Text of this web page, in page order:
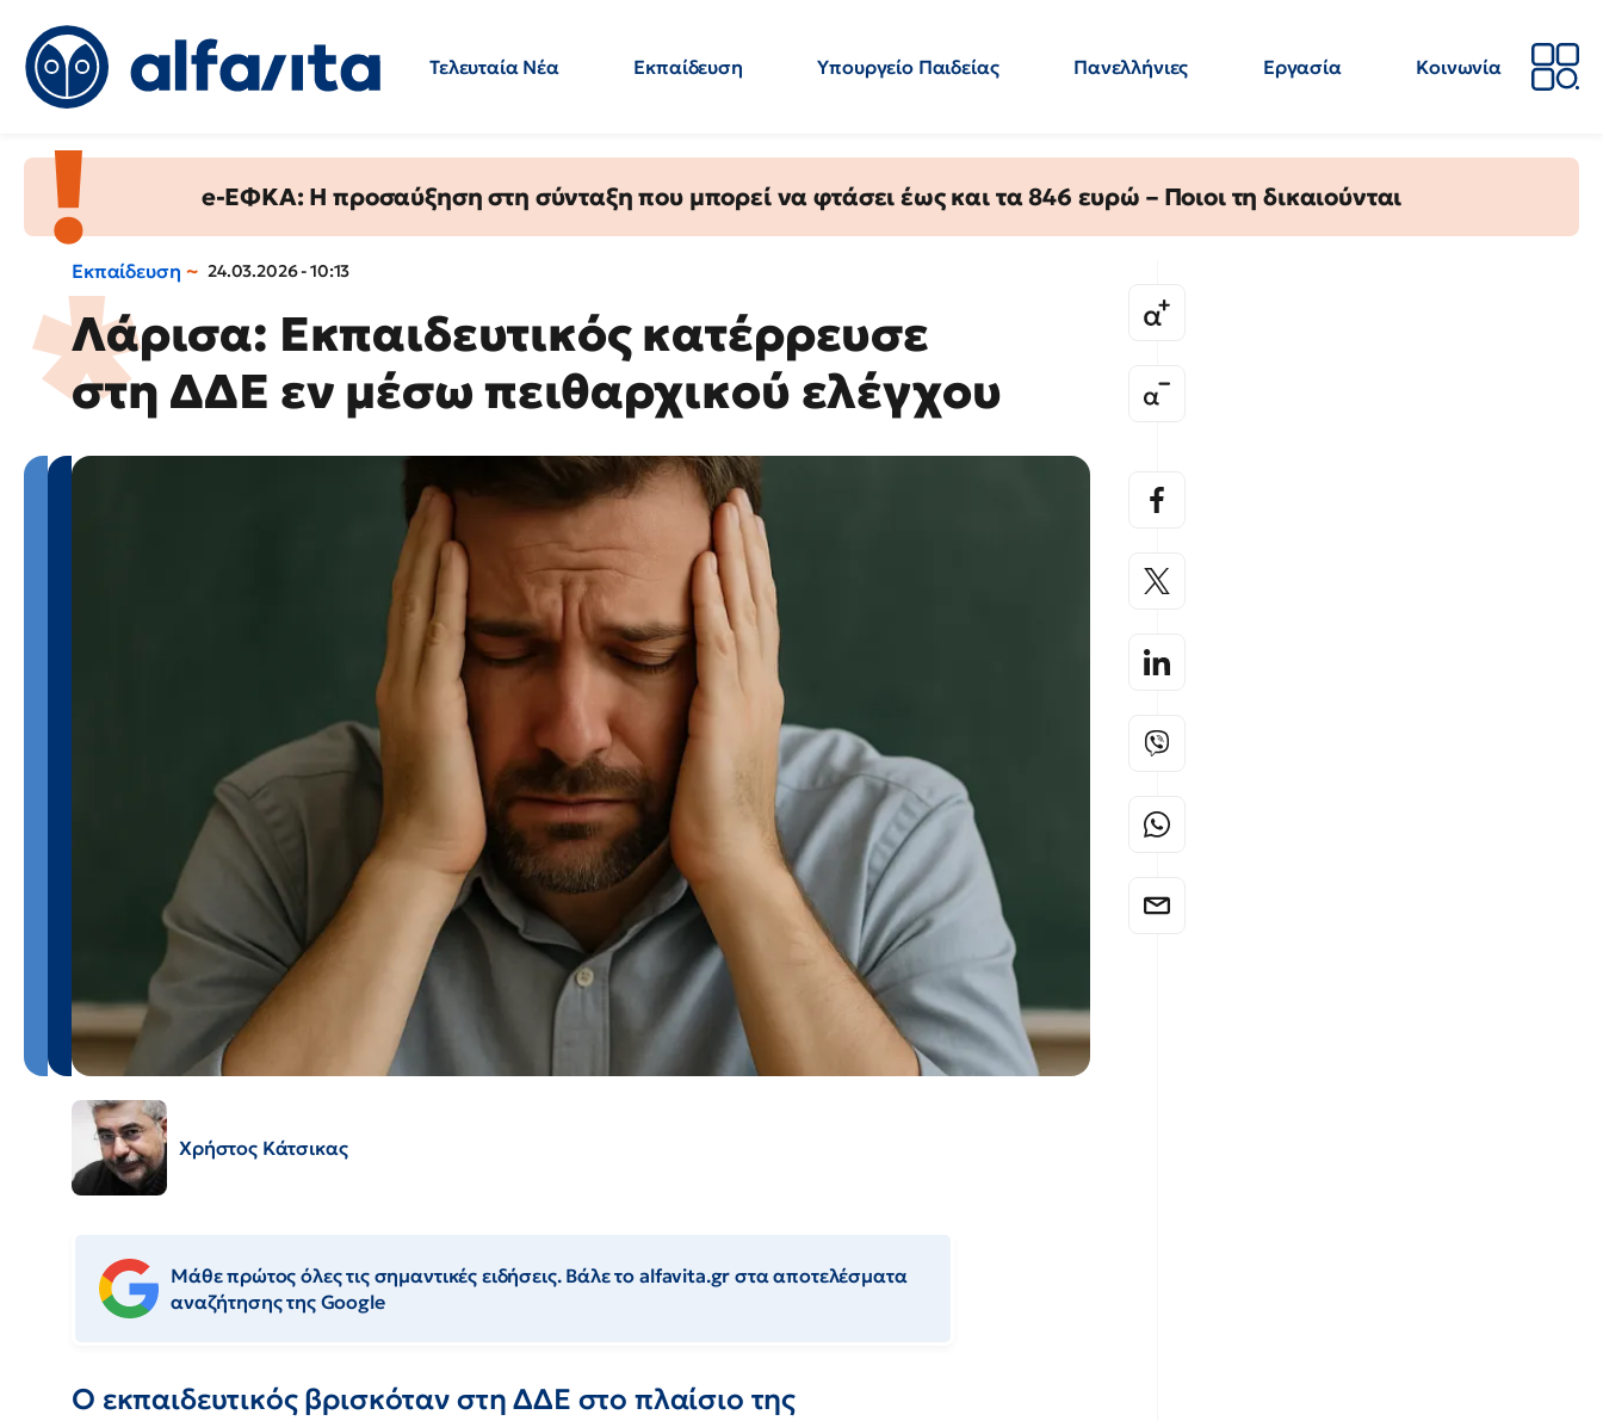
Τελευταία Νέα Εκπαίδευση Υπουργείο Παιδείας Πανελλήνιες Εργασία
Κοινωνία
e-ΕΦΚΑ: Η προσαύξηση στη σύνταξη που μπορεί να φτάσει έως και τα 846 ευρώ – Ποιοι τη δικαιούνται
Εκπαίδευση 24.03.2026 - 10:13
Λάρισα: Εκπαιδευτικός κατέρρευσε
στη ΔΔΕ εν μέσω πειθαρχικού ελέγχου
Χρήστος Κάτσικας
Μάθε πρώτος όλες τις σημαντικές ειδήσεις. Βάλε το alfavita.gr στα αποτελέσματα
αναζήτησης της Google
Ο εκπαιδευτικός βρισκόταν στη ΔΔΕ στο πλαίσιο της